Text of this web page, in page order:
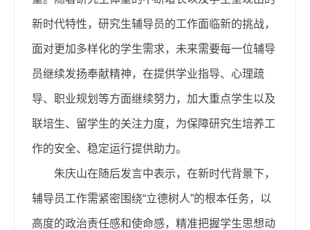
新时代特性，研究生辅导员的工作面临新的挑战，
面对更加多样化的学生需求，未来需要每一位辅导
员继续发扬奉献精神，在提供学业指导、心理疏
导、职业规划等方面继续努力，加大重点学生以及
联培生、留学生的关注力度，为保障研究生培养工
作的安全、稳定运行提供助力。
朱庆山在随后发言中表示，在新时代背景下，
辅导员工作需紧密围绕“立德树人”的根本任务，以
高度的政治责任感和使命感，精准把握学生思想动